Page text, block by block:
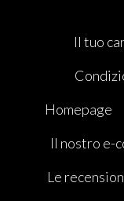
Il tuo
Homepage
Il nostro e-
Le